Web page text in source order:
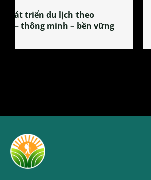
Làng làm bánh tẻ Phú Nhi –
tỏa đặc sản xứ Đoài